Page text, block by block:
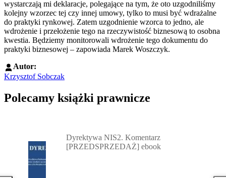
wystarczają mi deklaracje, polegające na tym, że oto uzgodniliśmy
kolejny wzorzec tej czy innej umowy, tylko to musi być wdrażalne
do praktyki rynkowej. Zatem uzgodnienie wzorca to jedno, ale
wdrożenie i przełożenie tego na rzeczywistość biznesową to osobna
kwestia. Będziemy monitorowali wdrożenie tego dokumentu do
praktyki biznesowej – zapowiada Marek Woszczyk.
Autor:
Krzysztof Sobczak
Polecamy książki prawnicze
Dyrektywa NIS2. Komentarz
[PRZEDSPRZEDAŻ] ebook